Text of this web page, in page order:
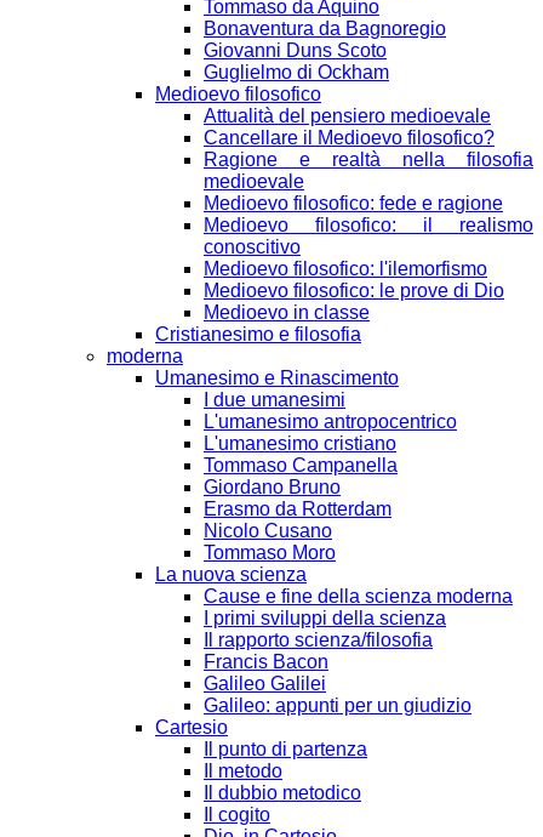
Tommaso da Aquino
Bonaventura da Bagnoregio
Giovanni Duns Scoto
Guglielmo di Ockham
Medioevo filosofico
Attualità del pensiero medioevale
Cancellare il Medioevo filosofico?
Ragione e realtà nella filosofia
medioevale
Medioevo filosofico: fede e ragione
Medioevo filosofico: il realismo
conoscitivo
Medioevo filosofico: l'ilemorfismo
Medioevo filosofico: le prove di Dio
Medioevo in classe
Cristianesimo e filosofia
moderna
Umanesimo e Rinascimento
I due umanesimi
L'umanesimo antropocentrico
L'umanesimo cristiano
Tommaso Campanella
Giordano Bruno
Erasmo da Rotterdam
Nicolo Cusano
Tommaso Moro
La nuova scienza
Cause e fine della scienza moderna
I primi sviluppi della scienza
Il rapporto scienza/filosofia
Francis Bacon
Galileo Galilei
Galileo: appunti per un giudizio
Cartesio
Il punto di partenza
Il metodo
Il dubbio metodico
Il cogito